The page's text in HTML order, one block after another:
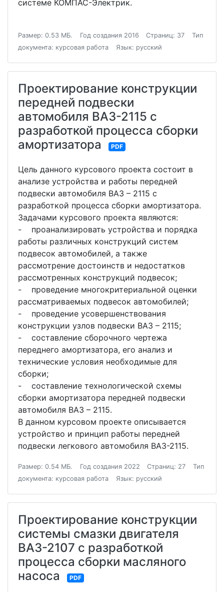
системе КОМПАС-Электрик.
Размер: 0.53 МБ. Год создания 2016 Страниц: 37
Тип
документа: курсовая работа
Язык: русский
Проектирование конструкции
передней подвески
автомобиля ВАЗ-2115 с
разработкой процесса сборки
амортизатора
PDF
Цель данного курсового проекта состоит в
анализе устройства и работы передней
подвески автомобиля ВАЗ – 2115 с
разработкой процесса сборки амортизатора.
Задачами курсового проекта являются:
- проанализировать устройства и порядка
работы различных конструкций систем
подвесок автомобилей, а также
рассмотрение достоинств и недостатков
рассмотренных конструкций подвесок;
- проведение многокритериальной оценки
рассматриваемых подвесок автомобилей;
- проведение усовершенствования
конструкции узлов подвески ВАЗ – 2115;
- составление сборочного чертежа
переднего амортизатора, его анализ и
технические условия необходимые для
сборки;
- составление технологической схемы
сборки амортизатора передней подвески
автомобиля ВАЗ – 2115.
В данном курсовом проекте описывается
устройство и принцип работы передней
подвески легкового автомобиля ВАЗ-2115.
Размер: 0.54 МБ. Год создания 2022 Страниц: 27
Тип
документа: курсовая работа
Язык: русский
Проектирование конструкции
системы смазки двигателя
ВАЗ-2107 с разработкой
процесса сборки масляного
насоса
PDF